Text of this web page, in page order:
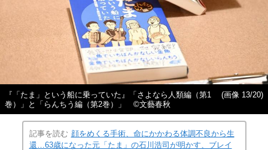
『「たま」という船に乗っていた』「さよなら人類編（第1
巻）」と「らんちう編（第2巻）」 ©︎文藝春秋
(画像 13/20)
記事を読む 顔をめくる手術、命にかかわる体調不良から生
還…63歳になった元「たま」の石川浩司が明かす、ブレイ